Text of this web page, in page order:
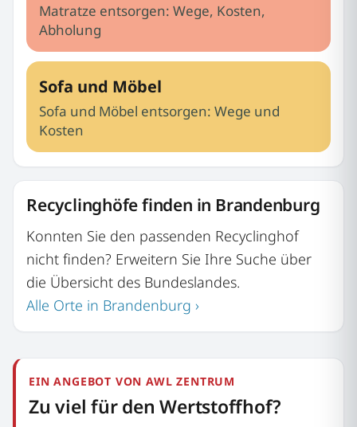
Matratze entsorgen: Wege, Kosten,
Abholung
Sofa und Möbel
Sofa und Möbel entsorgen: Wege und
Kosten
Recyclinghöfe finden in Brandenburg
Konnten Sie den passenden Recyclinghof
nicht finden? Erweitern Sie Ihre Suche über
die Übersicht des Bundeslandes.
Alle Orte in Brandenburg ›
EIN ANGEBOT VON AWL ZENTRUM
Zu viel für den Wertstoffhof?